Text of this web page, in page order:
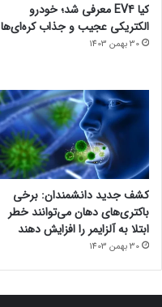
کیا EV4 معرفی شد؛ خودرو
الکتریکی عجیب و جذاب کره‌ای‌ها
30 بهمن 1403
کشف جدید دانشمندان: برخی
باکتری‌های دهان می‌توانند خطر
ابتلا به آلزایمر را افزایش دهند
30 بهمن 1403